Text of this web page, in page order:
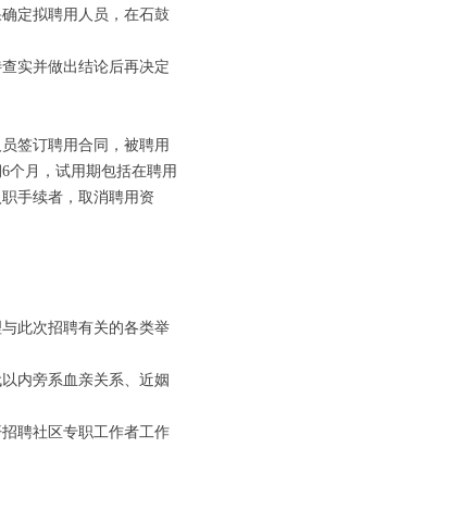
定拟聘用人员，在石鼓
实并做出结论后再决定
签订聘用合同，被聘用
个月，试用期包括在聘用
手续者，取消聘用资
此次招聘有关的各类举
内旁系血亲关系、近姻
聘社区专职工作者工作